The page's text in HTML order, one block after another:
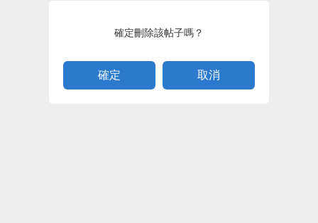
確定刪除該帖子嗎？
取消